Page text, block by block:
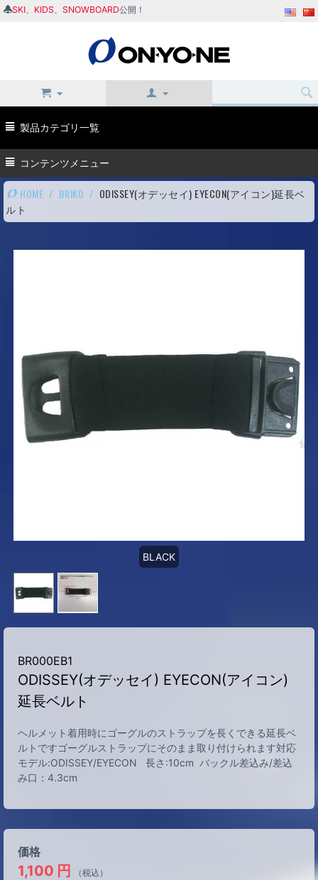
SKI KIDS SNOWBOARD公開！
製品カテゴリ一覧
コンテンツメニュー
HOME / BRIKO / ODISSEY(オデッセイ) EYECON(アイコン)延長ベ
ルト
BLACK
BR000EB1
ODISSEY(オデッセイ) EYECON(アイコン)
延長ベルト
ヘルメット着用時にゴーグルのストラップを長くできる延長ベ
ルトですゴーグルストラップにそのまま取り付けられます対応
モデル:ODISSEY/EYECON 長さ:10cm バックル差込み/差込
み口：4.3cm
価格
1,100 円 （税込）